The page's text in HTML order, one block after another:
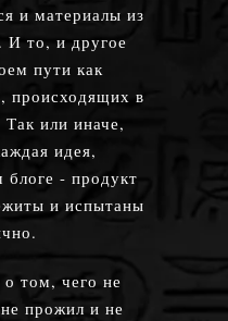
и материалы из
И то, и другое
пути как
происходящих в
Так или иначе,
идея,
блоге - продукт
и испытаны
том, чего не
прожил и не